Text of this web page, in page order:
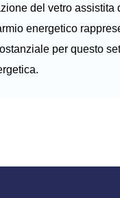
del vetro assistita
energetico
per questo